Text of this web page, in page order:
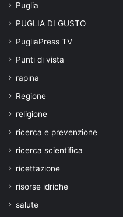
Puglia
PUGLIA DI GUSTO
PugliaPress TV
Punti di vista
rapina
Regione
religione
ricerca e prevenzione
ricerca scientifica
ricettazione
risorse idriche
salute